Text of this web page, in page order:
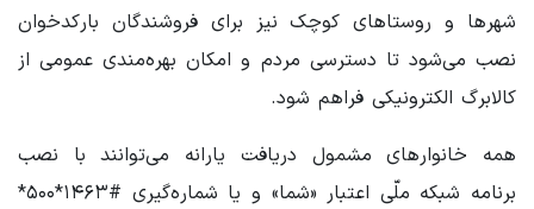
شهرها و روستاهای کوچک نیز برای فروشندگان بارکدخوان
نصب می‌شود تا دسترسی مردم و امکان بهره‌مندی عمومی از
کالابرگ الکترونیکی فراهم شود.
همه خانوارهای مشمول دریافت یارانه می‌توانند با نصب
برنامه شبکه ملّی اعتبار «شما» و یا شماره‌گیری #۱۴۶۳*۵۰۰*